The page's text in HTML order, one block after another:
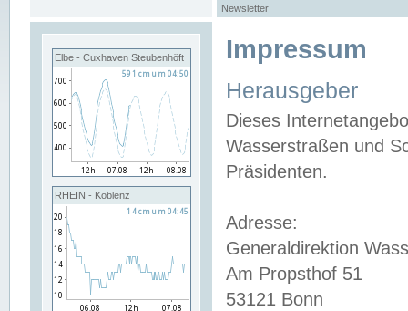
Newsletter
Elbe - Cuxhaven Steubenhöft
RHEIN - Koblenz
Impressum
Herausgeber
Dieses
Wasserstraßen und
Präsidenten.
Adresse:
Generaldirektion
Am Propsthof 51
53121 Bonn